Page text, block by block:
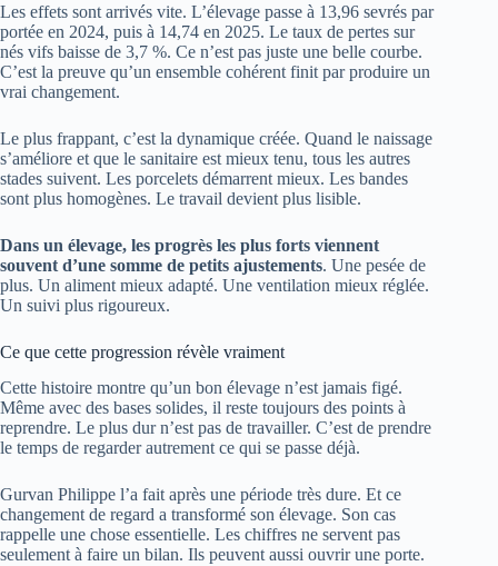
Les effets sont arrivés vite. L’élevage passe à 13,96 sevrés par
portée en 2024, puis à 14,74 en 2025. Le taux de pertes sur
nés vifs baisse de 3,7 %. Ce n’est pas juste une belle courbe.
C’est la preuve qu’un ensemble cohérent finit par produire un
vrai changement.
Le plus frappant, c’est la dynamique créée. Quand le naissage
s’améliore et que le sanitaire est mieux tenu, tous les autres
stades suivent. Les porcelets démarrent mieux. Les bandes
sont plus homogènes. Le travail devient plus lisible.
Dans un élevage, les progrès les plus forts viennent
souvent d’une somme de petits ajustements. Une pesée de
plus. Un aliment mieux adapté. Une ventilation mieux réglée.
Un suivi plus rigoureux.
Ce que cette progression révèle vraiment
Cette histoire montre qu’un bon élevage n’est jamais figé.
Même avec des bases solides, il reste toujours des points à
reprendre. Le plus dur n’est pas de travailler. C’est de prendre
le temps de regarder autrement ce qui se passe déjà.
Gurvan Philippe l’a fait après une période très dure. Et ce
changement de regard a transformé son élevage. Son cas
rappelle une chose essentielle. Les chiffres ne servent pas
seulement à faire un bilan. Ils peuvent aussi ouvrir une porte.